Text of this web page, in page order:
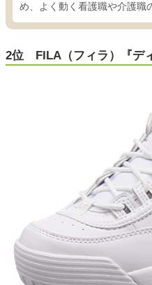
め、よく動く看護職や介護職
2位 FILA（フィラ）『デ